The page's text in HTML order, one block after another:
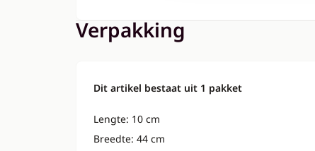
Verpakking
Dit artikel bestaat uit 1 pakket
Lengte: 10 cm
Breedte: 44 cm